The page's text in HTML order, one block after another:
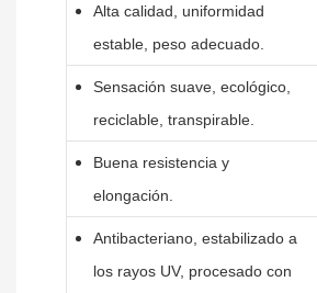
Alta calidad, uniformidad
estable, peso adecuado.
Sensación suave, ecológico,
reciclable, transpirable.
Buena resistencia y
elongación.
Antibacteriano, estabilizado a
los rayos UV, procesado con